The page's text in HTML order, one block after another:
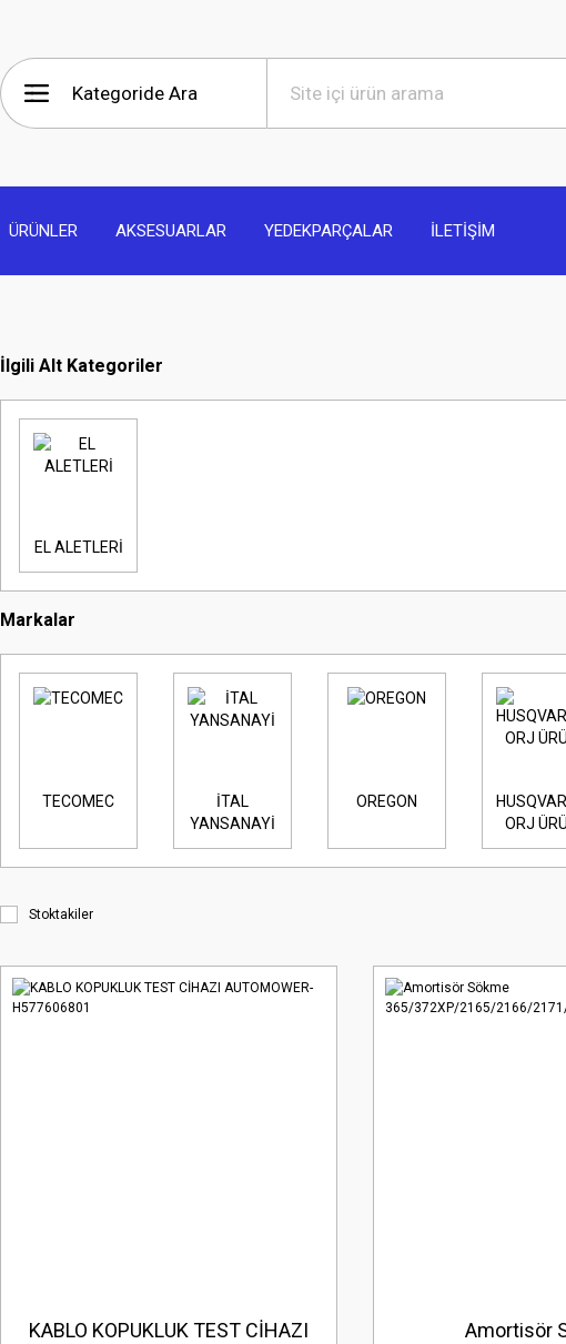
ÜRÜNLER AKSESUARLAR YEDEKPARÇALAR İLETİŞİM
İlgili Alt Kategoriler
EL ALETLERİ
Markalar
TECOMEC
İTAL
YANSANAYİ
OREGON
ORJ
Stoktakiler
KABLO KOPUKLUK TEST CİHAZI
Amortisör